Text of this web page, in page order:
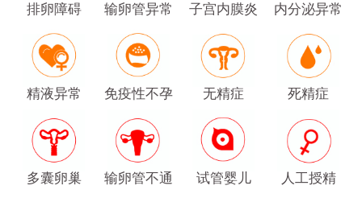
排卵障碍 输卵管异常 子宫内膜炎 内分泌异常
精液异常 免疫性不孕 无精症 死精症
多囊卵巢 输卵管不通 试管婴儿 人工授精